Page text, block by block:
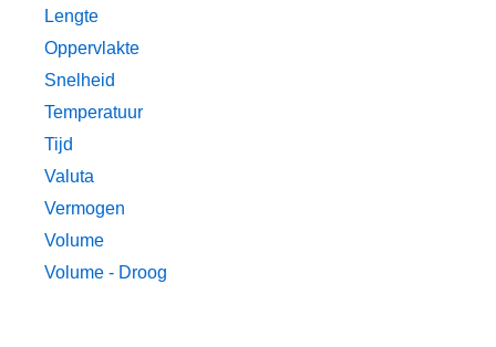
Lengte
Oppervlakte
Snelheid
Temperatuur
Tijd
Valuta
Vermogen
Volume
Volume - Droog